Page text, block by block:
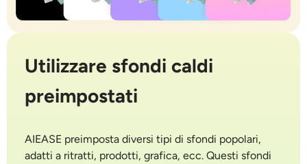
Utilizzare sfondi caldi
preimpostati
AIEASE preimposta diversi tipi di sfondi popolari,
adatti a ritratti, prodotti, grafica, ecc. Questi sfondi